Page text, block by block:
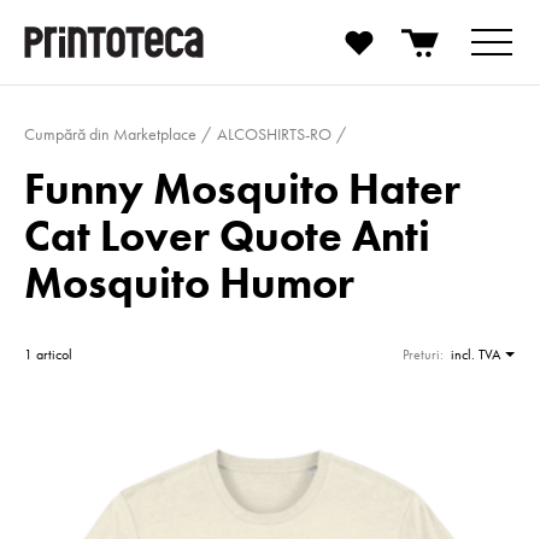
Cumpără din Marketplace ALCOSHIRTS-RO
Funny Mosquito Hater
Cat Lover Quote Anti
Mosquito Humor
1 articol Preturi: incl. TVA